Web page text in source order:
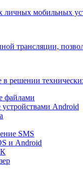
личных мобильных
трансляции,
в решении
файлами
Android
SMS
и Android